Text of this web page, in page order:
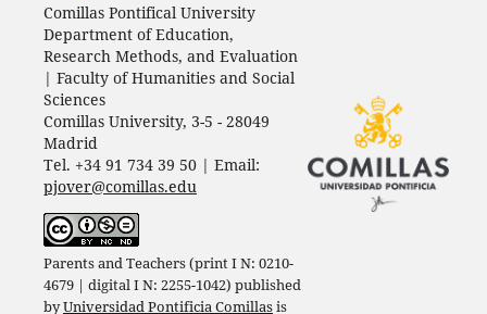
Comillas Pontifical University
Department of Education,
Research Methods, and Evaluation
| Faculty of Humanities and Social
Sciences
Comillas University, 3-5 - 28049
Madrid
Tel. +34 91 734 39 50 | Email:
pjover@comillas.edu
Parents and Teachers (print I N: 0210-
4679 | digital I N: 2255-1042) published
byUniversidad Pontificia Comillasis